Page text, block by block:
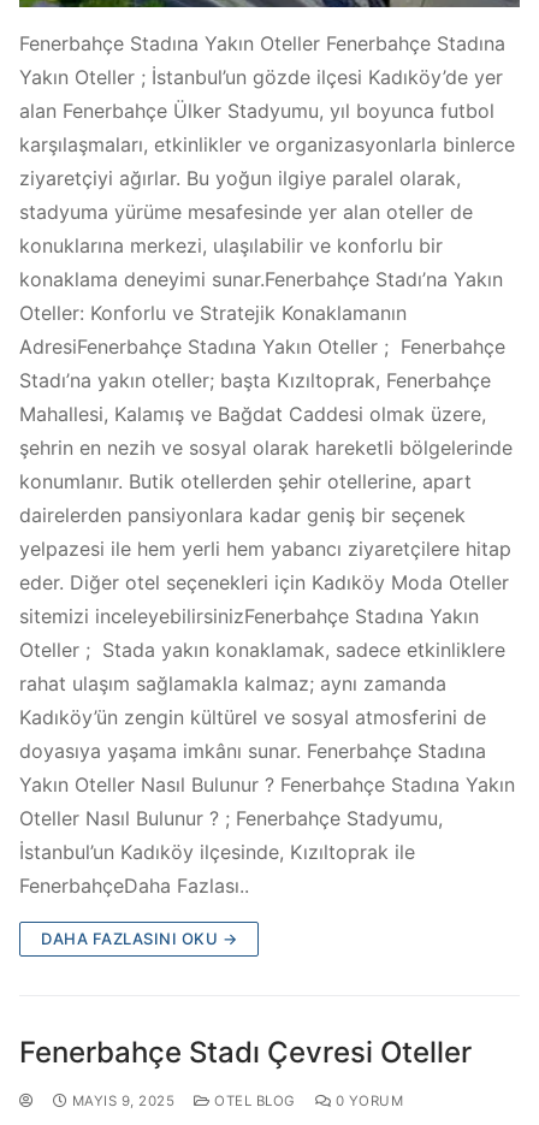
Fenerbahçe Stadına Yakın Oteller Fenerbahçe Stadına
Yakın Oteller ; İstanbul’un gözde ilçesi Kadıköy’de yer
alan Fenerbahçe Ülker Stadyumu, yıl boyunca futbol
karşılaşmaları, etkinlikler ve organizasyonlarla binlerce
ziyaretçiyi ağırlar. Bu yoğun ilgiye paralel olarak,
stadyuma yürüme mesafesinde yer alan oteller de
konuklarına merkezi, ulaşılabilir ve konforlu bir
konaklama deneyimi sunar.Fenerbahçe Stadı’na Yakın
Oteller: Konforlu ve Stratejik Konaklamanın
AdresiFenerbahçe Stadına Yakın Oteller ; Fenerbahçe
Stadı’na yakın oteller; başta Kızıltoprak, Fenerbahçe
Mahallesi, Kalamış ve Bağdat Caddesi olmak üzere,
şehrin en nezih ve sosyal olarak hareketli bölgelerinde
konumlanır. Butik otellerden şehir otellerine, apart
dairelerden pansiyonlara kadar geniş bir seçenek
yelpazesi ile hem yerli hem yabancı ziyaretçilere hitap
eder. Diğer otel seçenekleri için Kadıköy Moda Oteller
sitemizi inceleyebilirsinizFenerbahçe Stadına Yakın
Oteller ; Stada yakın konaklamak, sadece etkinliklere
rahat ulaşım sağlamakla kalmaz; aynı zamanda
Kadıköy’ün zengin kültürel ve sosyal atmosferini de
doyasıya yaşama imkânı sunar. Fenerbahçe Stadına
Yakın Oteller Nasıl Bulunur ? Fenerbahçe Stadına Yakın
Oteller Nasıl Bulunur ? ; Fenerbahçe Stadyumu,
İstanbul’un Kadıköy ilçesinde, Kızıltoprak ile
FenerbahçeDaha Fazlası..
DAHA FAZLASINI OKU →
Fenerbahçe Stadı Çevresi Oteller
MAYIS 9, 2025 OTEL BLOG 0 YORUM